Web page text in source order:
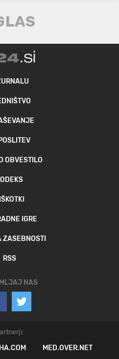
OBVESTILO
IGRE
ZASEBNOSTI
RSS
NAS
MED.OVER.NET